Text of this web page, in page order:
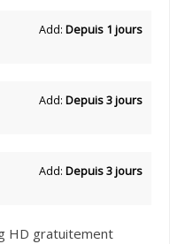
Add: Depuis 1 jours
Add: Depuis 3 jours
Add: Depuis 3 jours
HD gratuitement